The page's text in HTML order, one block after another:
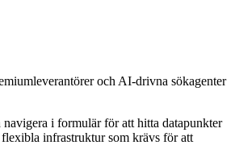
och AI-drivna sökagenter
i formulär för att hitta datapunkter
infrastruktur som krävs för att